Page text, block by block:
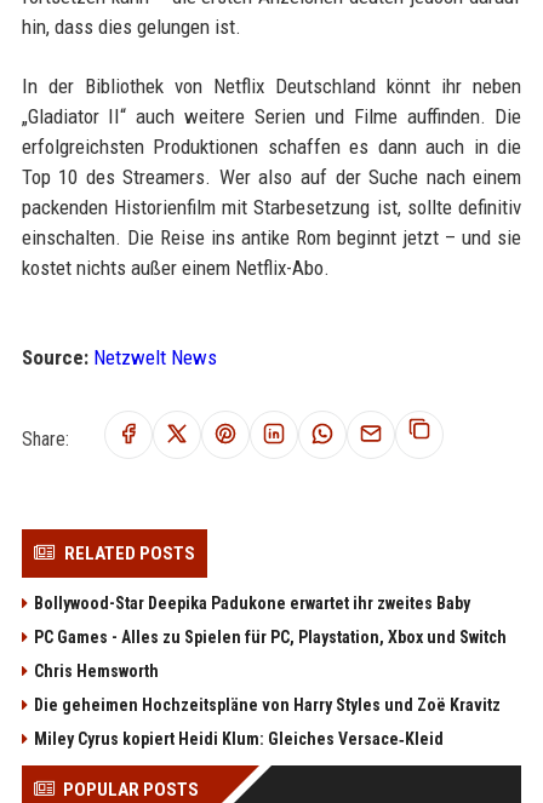
hin, dass dies gelungen ist.
In der Bibliothek von Netflix Deutschland könnt ihr neben
„Gladiator II“ auch weitere Serien und Filme auffinden. Die
erfolgreichsten Produktionen schaffen es dann auch in die
Top 10 des Streamers. Wer also auf der Suche nach einem
packenden Historienfilm mit Starbesetzung ist, sollte definitiv
einschalten. Die Reise ins antike Rom beginnt jetzt – und sie
kostet nichts außer einem Netflix-Abo.
Source: Netzwelt News
Share:
RELATED POSTS
Bollywood-Star Deepika Padukone erwartet ihr zweites Baby
PC Games - Alles zu Spielen für PC, Playstation, Xbox und Switch
Chris Hemsworth
Die geheimen Hochzeitspläne von Harry Styles und Zoë Kravitz
Miley Cyrus kopiert Heidi Klum: Gleiches Versace‑Kleid
POPULAR POSTS